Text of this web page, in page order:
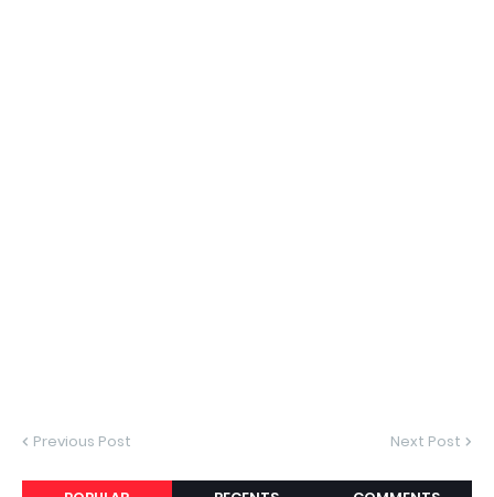
Previous Post Next Post